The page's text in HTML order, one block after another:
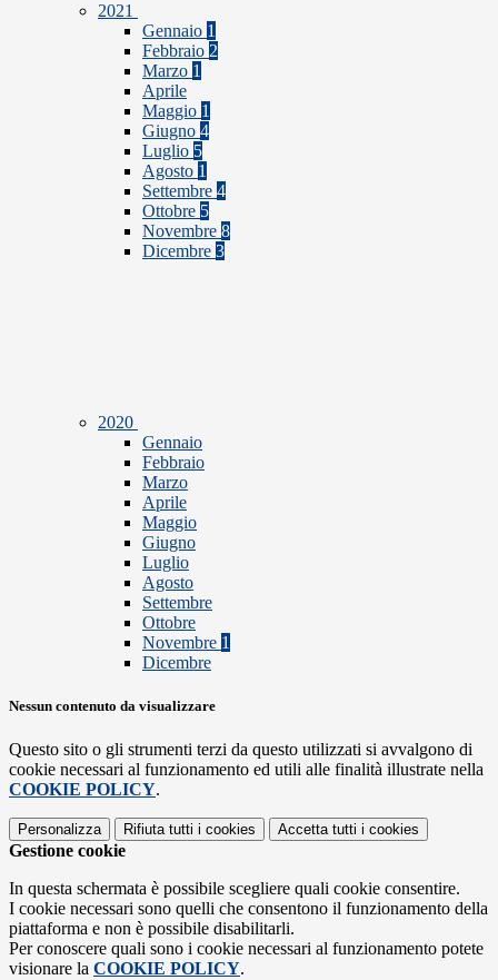
2021
Gennaio 1
Febbraio 2
Marzo 1
Aprile
Maggio 1
Giugno 4
Luglio 5
Agosto 1
Settembre 4
Ottobre 5
Novembre 8
Dicembre 3
2020
Gennaio
Febbraio
Marzo
Aprile
Maggio
Giugno
Luglio
Agosto
Settembre
Ottobre
Novembre 1
Dicembre
Nessun contenuto da visualizzare
Questo sito o gli strumenti terzi da questo utilizzati si avvalgono di
cookie necessari al funzionamento ed utili alle finalità illustrate nella
COOKIE POLICY.
Personalizza Rifiuta tutti i cookies Accetta tutti i cookies
Gestione cookie
In questa schermata è possibile scegliere quali cookie consentire.
I cookie necessari sono quelli che consentono il funzionamento della
piattaforma e non è possibile disabilitarli.
Per conoscere quali sono i cookie necessari al funzionamento potete
visionare la COOKIE POLICY.